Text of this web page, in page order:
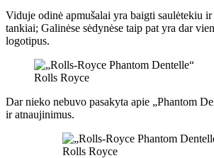
Viduje odinė apmušalai yra baigti saulėtekiu
tankiai; Galinėse sėdynėse taip pat yra dar
logotipus.
Rolls Royce
Dar nieko nebuvo pasakyta apie „Phantom
ir atnaujinimus.
Rolls Royce